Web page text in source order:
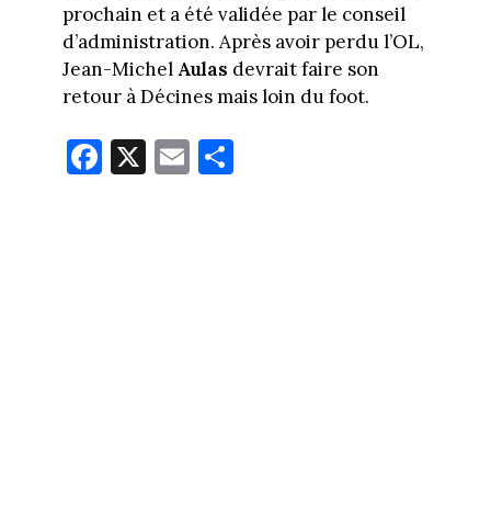
prochain et a été validée par le conseil
d’administration. Après avoir perdu l’OL,
Jean-Michel Aulas devrait faire son
retour à Décines mais loin du foot.
Fa
ce
X E
m
Pa